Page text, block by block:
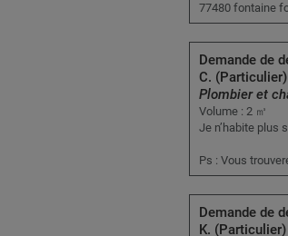
77480 fontaine
Demande de
C.
Plombier et
Volume : 2 ㎥
Je n’habite plus
Ps : Vous
Demande de
K.